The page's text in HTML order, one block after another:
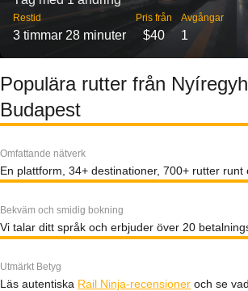
Restid
3 timmar 28 minuter
Pris från
$40
Avgångar
1
Populära rutter från
Budapest
Omfattande nätverk
En plattform, 34+ destinationer, 700+ rutter runt
Bekväm och smidig bokning
Vi talar ditt språk och erbjuder över 20
Utmärkt Betyg
Läs autentiska Rail Ninja-recensioner och se